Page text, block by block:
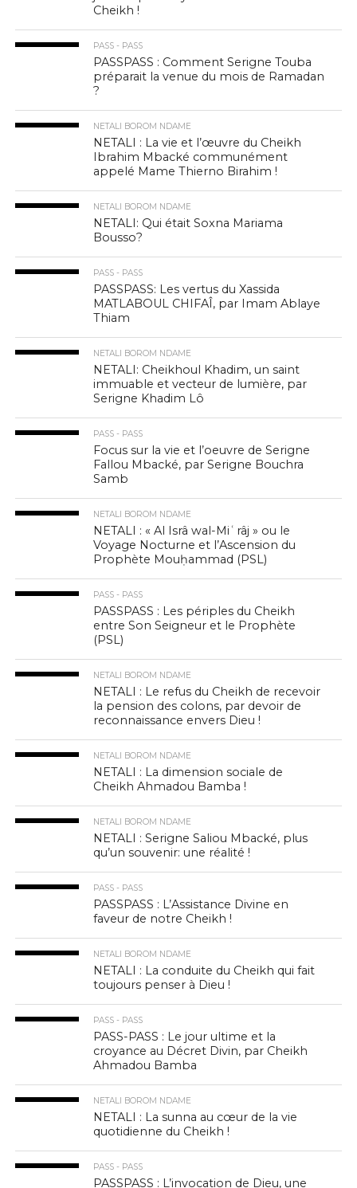
Cheikh !
PASS - PASS
PASSPASS : Comment Serigne Touba
préparait la venue du mois de Ramadan
?
NETALI BOROM NDAME
NETALI : La vie et l’œuvre du Cheikh
Ibrahim Mbacké communément
appelé Mame Thierno Birahim !
NETALI BOROM NDAME
NETALI: Qui était Soxna Mariama
Bousso?
PASS - PASS
PASSPASS: Les vertus du Xassida
MATLABOUL CHIFAÎ, par Imam Ablaye
Thiam
NETALI BOROM NDAME
NETALI: Cheikhoul Khadim, un saint
immuable et vecteur de lumière, par
Serigne Khadim Lô
PASS - PASS
Focus sur la vie et l’oeuvre de Serigne
Fallou Mbacké, par Serigne Bouchra
Samb
NETALI BOROM NDAME
NETALI : « Al Isrâ wal-Miʿrâj » ou le
Voyage Nocturne et l’Ascension du
Prophète Mouḥammad (PSL)
PASS - PASS
PASSPASS : Les périples du Cheikh
entre Son Seigneur et le Prophète
(PSL)
NETALI BOROM NDAME
NETALI : Le refus du Cheikh de recevoir
la pension des colons, par devoir de
reconnaissance envers Dieu !
NETALI BOROM NDAME
NETALI : La dimension sociale de
Cheikh Ahmadou Bamba !
NETALI BOROM NDAME
NETALI : Serigne Saliou Mbacké, plus
qu’un souvenir: une réalité !
PASS - PASS
PASSPASS : L’Assistance Divine en
faveur de notre Cheikh !
NETALI BOROM NDAME
NETALI : La conduite du Cheikh qui fait
toujours penser à Dieu !
PASS - PASS
PASS-PASS : Le jour ultime et la
croyance au Décret Divin, par Cheikh
Ahmadou Bamba
NETALI BOROM NDAME
NETALI : La sunna au cœur de la vie
quotidienne du Cheikh !
PASS - PASS
PASSPASS : L’invocation de Dieu, une